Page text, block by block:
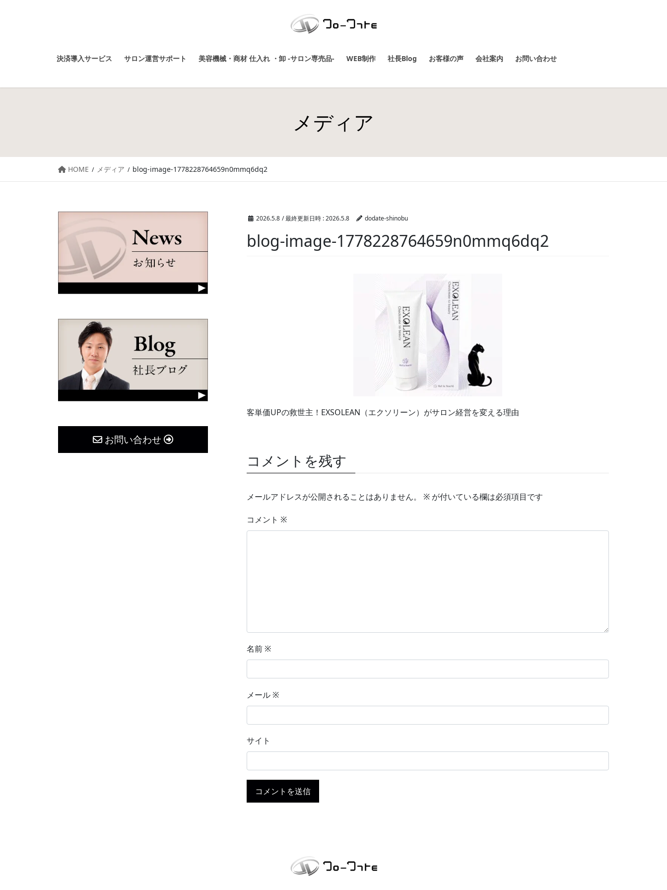
決済導入サービス サロン運営サポート 美容機械・商材 仕入れ ・卸 -サロン専売品- WEB制作 社長Blog お客様の声 会社案内 お問い合わせ
メディア
HOME メディア blog-image-1778228764659n0mmq6dq2
2026.5.8 / 最終更新日時 :2026.5.8 dodate-shinobu
blog-image-1778228764659n0mmq6dq2
客単価UPの救世主！EXSOLEAN（エクソリーン）がサロン経営を変える理由
コメントを残す
メールアドレスが公開されることはありません。 ※ が付いている欄は必須項目です
コメント ※
名前 ※
メール ※
サイト
お問い合わせ